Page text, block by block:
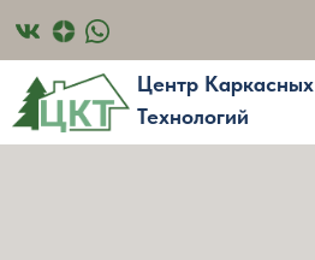
Центр Каркасных
Технологий